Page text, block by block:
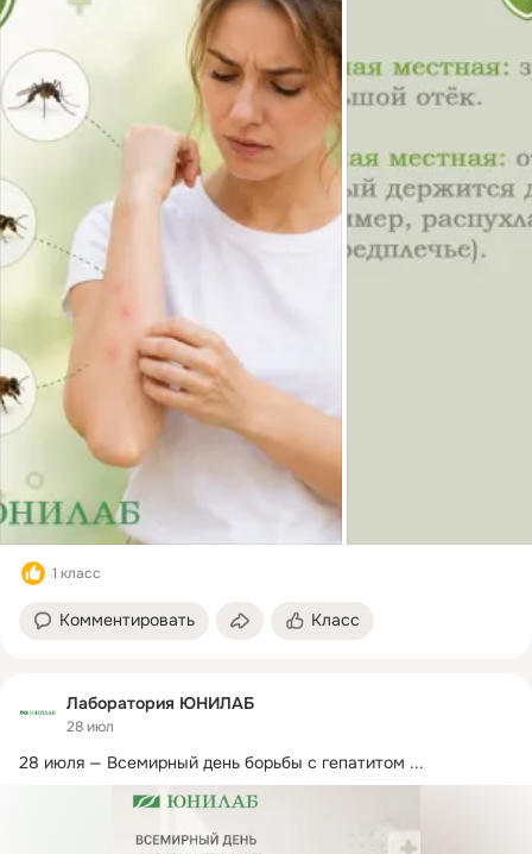
1 класс
Комментировать Класс
Лаборатория ЮНИЛАБ
28 июл
28 июля — Всемирный день борьбы с гепатитом ...